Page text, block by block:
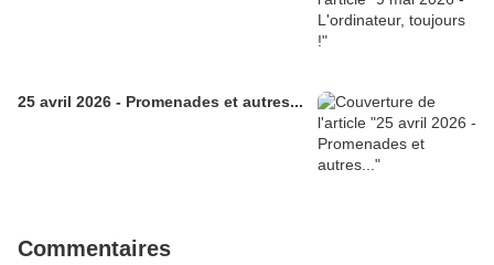
25 avril 2026 - Promenades et autres...
Commentaires